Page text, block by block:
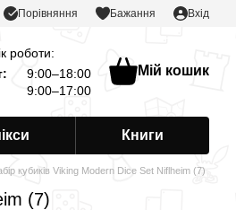
Порівняння Бажання Вхід
роботи:
9:00–18:00
9:00–17:00
Мій кошик
Книги
кубиків Viking Modern Dice Set Niflheim (7)
(7)